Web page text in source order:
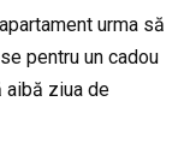
urma să
pentru un cadou
aibă ziua de